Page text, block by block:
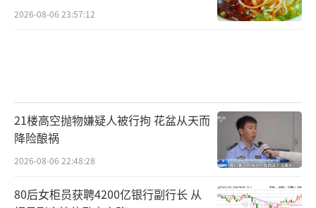
2026-08-06 23:57:12
21楼高空抛物嫌疑人被行拘 花盆从天而
降险酿祸
2026-08-06 22:48:28
80后女柜员获聘4200亿银行副行长 从